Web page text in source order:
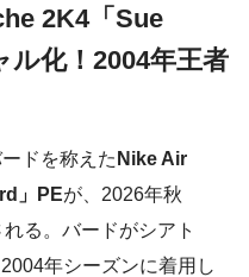
2K4「Sue
化！2004年王者
ドを称えた Nike Air
」PEが、2026年秋
る。バードがシアト
年シーズンに着用し